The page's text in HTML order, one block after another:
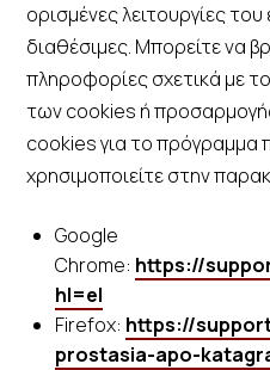
ορισμένες λειτουργίες
διαθέσιμες. Μπορείτε να
πληροφορίες σχετικά με
των cookies ή
cookies για το πρόγραμμα
χρησιμοποιείτε στην
Google
Chrome: https://
hl=el
Firefox: https://
prostasia-apo-